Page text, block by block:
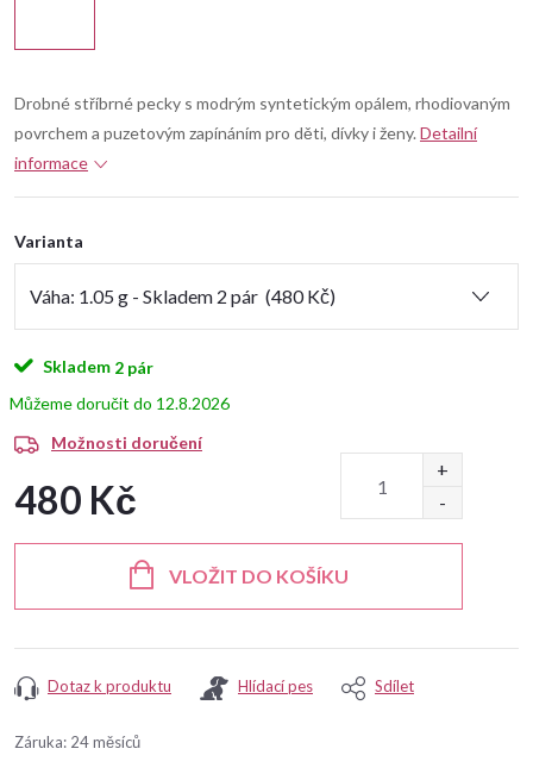
Drobné stříbrné pecky s modrým syntetickým opálem, rhodiovaným
povrchem a puzetovým zapínáním pro děti, dívky i ženy. Detailní
informace
Varianta
Skladem 2 pár
12.8.2026
Možnosti doručení
480 Kč
VLOŽIT DO KOŠÍKU
Dotaz k produktu Hlídací pes Sdílet
Záruka: 24 měsíců